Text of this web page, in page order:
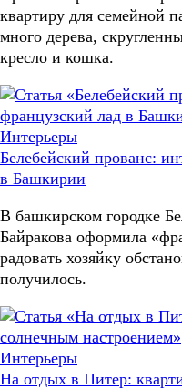
квартиру для семейной
много дерева,
кресло и кошка.
Интерьеры
Белебейский прованс:
в Башкирии
В башкирском городке
Байракова оформила
радовать хозяйку
получилось.
Интерьеры
На отдых в Питер: